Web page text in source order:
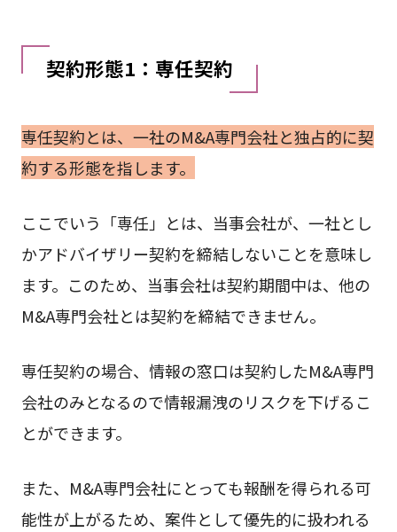
契約形態1：専任契約
専任契約とは、一社のM&A専門会社と独占的に契
約する形態を指します。
ここでいう「専任」とは、当事会社が、一社とし
かアドバイザリー契約を締結しないことを意味し
ます。このため、当事会社は契約期間中は、他の
M&A専門会社とは契約を締結できません。
専任契約の場合、情報の窓口は契約したM&A専門
会社のみとなるので情報漏洩のリスクを下げるこ
とができます。
また、M&A専門会社にとっても報酬を得られる可
能性が上がるため、案件として優先的に扱われる